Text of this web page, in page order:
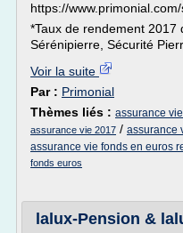
https://
*Taux de rendement
Sérénipierre, Sécurité
Voir la suite
Par : Primonial
Thèmes liés : assurance
assurance vie 2017 / assurance
assurance vie fonds en euros
fonds euros
lalux-Pension &